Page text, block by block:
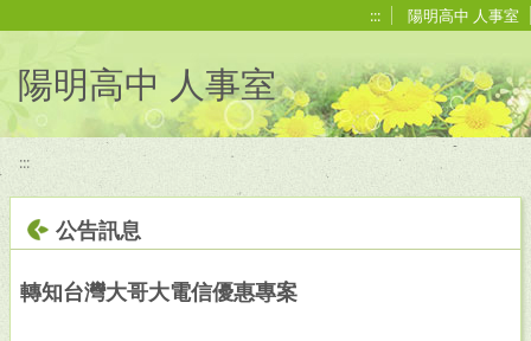
::: 陽明高中 人事室
陽明高中 人事室
:::
公告訊息
轉知台灣大哥大電信優惠專案